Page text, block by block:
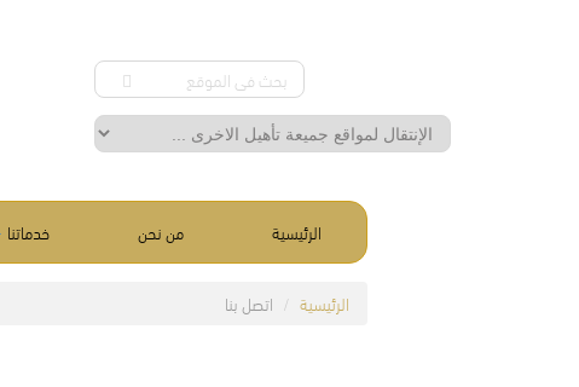
الرئيسية من نحن خدماتنا
الرئيسية اتصل بنا